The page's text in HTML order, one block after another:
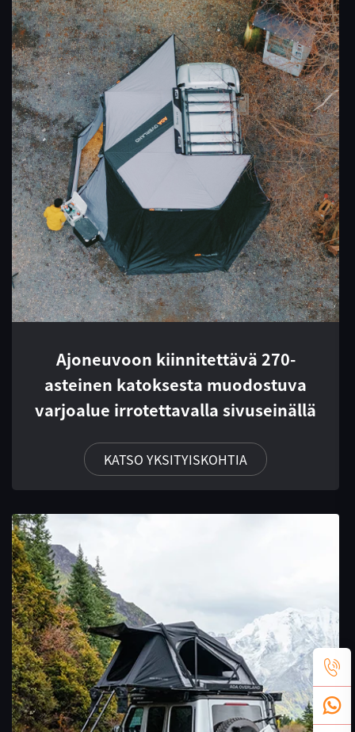
Ajoneuvoon kiinnitettävä 270-
asteinen katoksesta muodostuva
varjoalue irrotettavalla sivuseinällä
KATSO YKSITYISKOHTIA